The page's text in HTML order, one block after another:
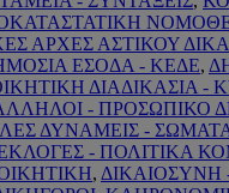
ΑΡΧΕΣ ΑΣΤΙΚΟΥ
ΕΣΟΔΑ - ΚΕΔΕ,
ΔΙΑΔΙΚΑΣΙΑ -
- ΠΡΟΣΩΠΙΚΟ
ΔΥΝΑΜΕΙΣ -
- ΠΟΛΙΤΙΚΑ
, ΔΙΚΑΙΟΣΥΝΗ